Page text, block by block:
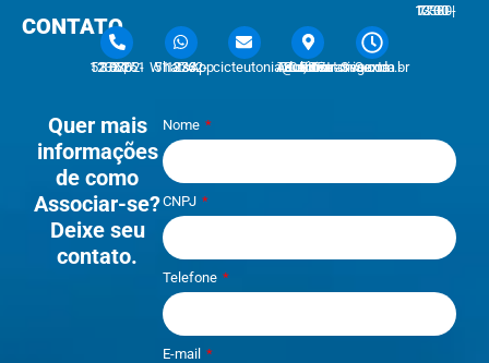
CONTATO
51 3762-1233 | 51 3762-1030 51 3762-1233 WhatsAppcicteutonia@cicteutonia.com.br
Rua Um Sul, 77 - Centro Administrativo Teutônia - RS Segunda - Sexta
7:30 - 12:00 | 13:30 - 17:30
Quer mais
informações
de como
Associar-se?
Deixe seu
contato.
Nome
CNPJ
Telefone
E-mail